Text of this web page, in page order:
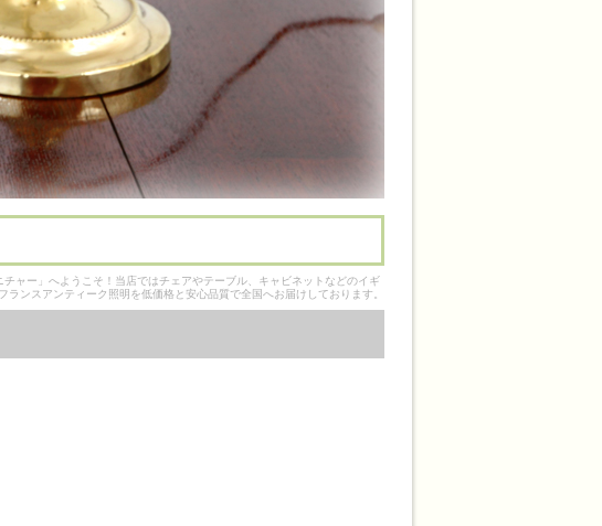
ャー」へようこそ！当店ではチェアやテーブル、キャビネットなどのイギ
ンスアンティーク照明を低価格と安心品質で全国へお届けしております。